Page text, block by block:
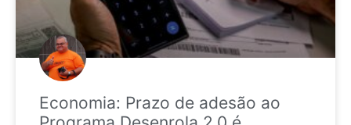
Economia: Prazo de adesão ao